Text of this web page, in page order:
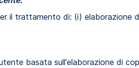
il trattamento di: (i) elaborazione
basata sull'elaborazione di